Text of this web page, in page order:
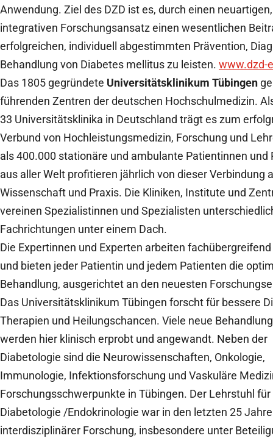
Anwendung. Ziel des DZD ist es, durch einen neuartigen,
integrativen Forschungsansatz einen wesentlichen
erfolgreichen, individuell abgestimmten Prävention,
Behandlung von Diabetes mellitus zu leisten. www.dzd-
Das 1805 gegründete Universitätsklinikum Tübingen
führenden Zentren der deutschen Hochschulmedizin.
33 Universitätsklinika in Deutschland trägt es zum
Verbund von Hochleistungsmedizin, Forschung und
als 400.000 stationäre und ambulante Patientinnen und
aus aller Welt profitieren jährlich von dieser Verbindung
Wissenschaft und Praxis. Die Kliniken, Institute und
vereinen Spezialistinnen und Spezialisten
Fachrichtungen unter einem Dach.
Die Expertinnen und Experten arbeiten
und bieten jeder Patientin und jedem Patienten die
Behandlung, ausgerichtet an den neuesten
Das Universitätsklinikum Tübingen forscht für bessere
Therapien und Heilungschancen. Viele neue
werden hier klinisch erprobt und angewandt. Neben der
Diabetologie sind die Neurowissenschaften, Onkologie,
Immunologie, Infektionsforschung und Vaskuläre
Forschungsschwerpunkte in Tübingen. Der Lehrstuhl für
Diabetologie /Endokrinologie war in den letzten 25
interdisziplinärer Forschung, insbesondere unter